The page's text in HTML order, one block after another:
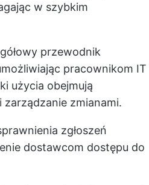
w szybkim
przewodnik
pracownikom IT
użycia obejmują
zmianami.
zgłoszeń
dostawcom dostępu do